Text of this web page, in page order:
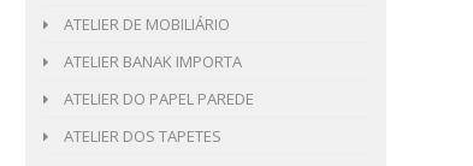
ATELIER DE MOBILIÁRIO
ATELIER BANAK IMPORTA
ATELIER DO PAPEL PAREDE
ATELIER DOS TAPETES